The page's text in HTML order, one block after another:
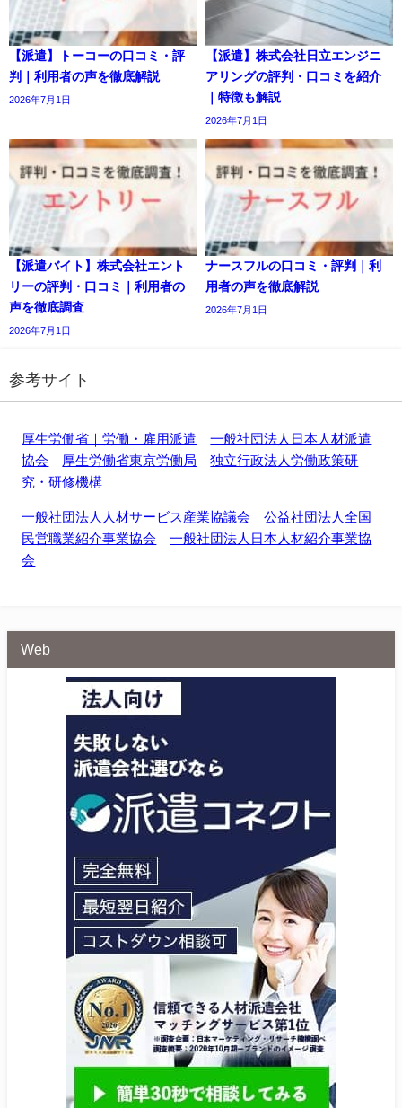
【派遣】トーコーの口コミ・評
判｜利用者の声を徹底解説
2026年7月1日
【派遣】株式会社日立エンジニ
アリングの評判・口コミを紹介
｜特徴も解説
2026年7月1日
【派遣バイト】株式会社エント
リーの評判・口コミ｜利用者の
声を徹底調査
2026年7月1日
ナースフルの口コミ・評判｜利
用者の声を徹底解説
2026年7月1日
参考サイト
厚生労働省｜労働・雇用派遣
一般社団法人日本人材派遣
協会
厚生労働省東京労働局
独立行政法人労働政策研
究・研修機構
一般社団法人人材サービス産業協議会
公益社団法人全国
民営職業紹介事業協会
一般社団法人日本人材紹介事業協
会
Web